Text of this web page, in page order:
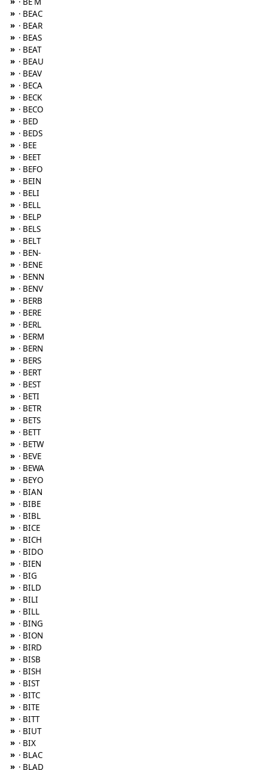
» · BEAC
» · BEAR
» · BEAS
» · BEAT
» · BEAU
» · BEAV
» · BECA
» · BECK
» · BECO
» · BED
» · BEDS
» · BEE
» · BEET
» · BEFO
» · BEIN
» · BELI
» · BELL
» · BELP
» · BELS
» · BELT
» · BEN-
» · BENE
» · BENN
» · BENV
» · BERB
» · BERE
» · BERL
» · BERM
» · BERN
» · BERS
» · BERT
» · BEST
» · BETI
» · BETR
» · BETS
» · BETT
» · BETW
» · BEVE
» · BEWA
» · BEYO
» · BIAN
» · BIBE
» · BIBL
» · BICE
» · BICH
» · BIDO
» · BIEN
» · BIG
» · BILD
» · BILI
» · BILL
» · BING
» · BION
» · BIRD
» · BISB
» · BISH
» · BIST
» · BITC
» · BITE
» · BITT
» · BIUT
» · BIX
» · BLAC
» · BLAD